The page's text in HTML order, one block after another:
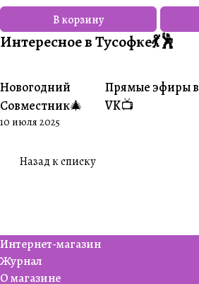
В корзину
Интересное в Тусофке💃🕺
#Совместники
Новогодний
Совместник🎄
10 июля 2025
#Житуха
Прямые эфиры в
VK📺
Назад к списку
Интернет-магазин
Журнал
О магазине